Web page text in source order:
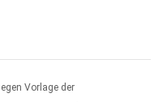
Vorlage der